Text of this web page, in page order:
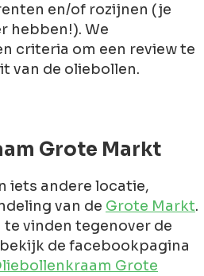
en/of rozijnen (je
hebben!). We
criteria om een review te
van de oliebollen.
Grote Markt
iets andere locatie,
van de Grote Markt.
te vinden tegenover de
de facebookpagina
Grote